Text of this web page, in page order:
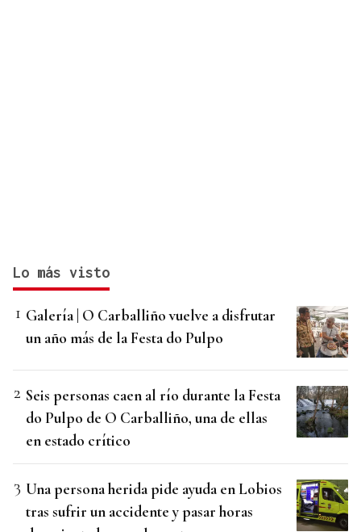
Lo más visto
Galería | O Carballiño vuelve a disfrutar
un año más de la Festa do Pulpo
Seis personas caen al río durante la Festa
do Pulpo de O Carballiño, una de ellas
en estado crítico
Una persona herida pide ayuda en Lobios
tras sufrir un accidente y pasar horas